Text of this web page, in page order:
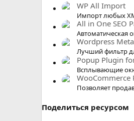
WP All Import
Импорт любых
All in One SEO
Автоматическая
Wordpress
Лучший фильтр
Popup Plugin
Всплывающие
WooCommerce
Позволяет
Поделиться ресурсом